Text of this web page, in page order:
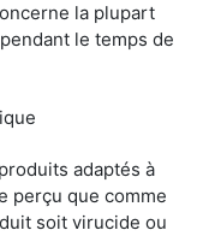
la plupart
le temps de
adaptés à
perçu que comme
soit virucide ou